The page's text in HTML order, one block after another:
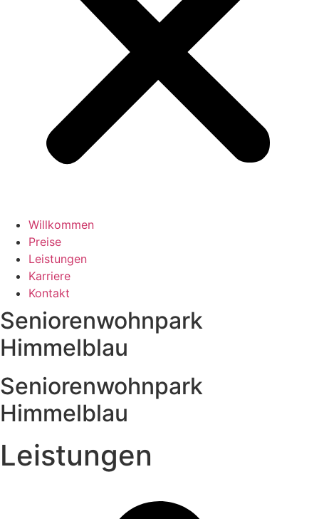
Willkommen
Preise
Leistungen
Karriere
Kontakt
Seniorenwohnpark
Himmelblau
Seniorenwohnpark
Himmelblau
Leistungen